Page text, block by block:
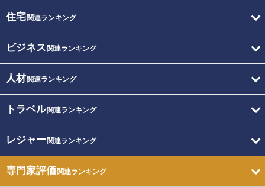
住宅関連ランキング
ビジネス 関連ランキング
人材関連ランキング
トラベル関連ランキング
レジャー関連ランキング
専門家評価関連ランキング